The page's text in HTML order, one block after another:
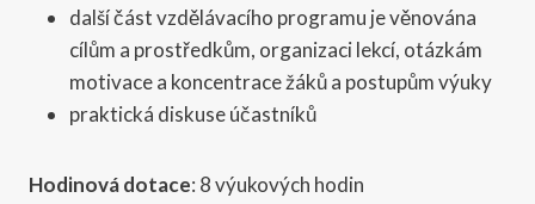
další část vzdělávacího programu je věnována
cílům a prostředkům, organizaci lekcí, otázkám
motivace a koncentrace žáků a postupům výuky
praktická diskuse účastníků
Hodinová dotace: 8 výukových hodin